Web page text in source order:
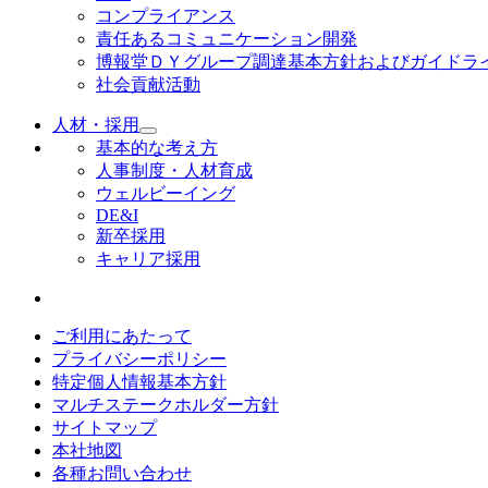
コンプライアンス
責任あるコミュニケーション開発
博報堂ＤＹグループ調達基本方針およびガイドラ
社会貢献活動
人材・採用
基本的な考え方
人事制度・人材育成
ウェルビーイング
DE&I
新卒採用
キャリア採用
ご利用にあたって
プライバシーポリシー
特定個人情報基本方針
マルチステークホルダー方針
サイトマップ
本社地図
各種お問い合わせ